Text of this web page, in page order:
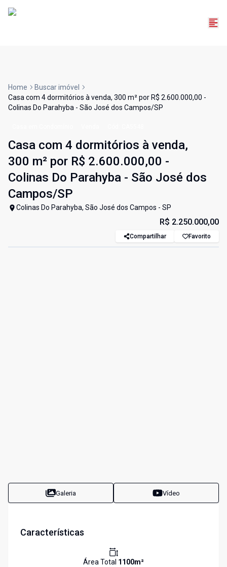
Home
Buscar imóvel
Casa com 4 dormitórios à venda, 300 m² por R$ 2.600.000,00 -
Colinas Do Parahyba - São José dos Campos/SP
Casa com 4 dormitórios à venda,
300 m² por R$ 2.600.000,00 -
Colinas Do Parahyba - São José dos
Campos/SP
Colinas Do Parahyba, São José dos Campos - SP
R$ 2.250.000,00
Compartilhar Favorito
Galeria Vídeo
Características
Área Total 1100m²